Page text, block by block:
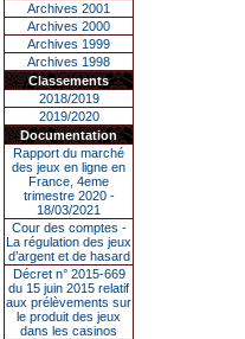
Archives 2001
Archives 2000
Archives 1999
Archives 1998
Classements
2018/2019
2019/2020
Documentation
Rapport du marché
des jeux en ligne en
France, 4eme
trimestre 2020 -
18/03/2021
Cour des comptes -
La régulation des jeux
d’argent et de hasard
Décret n° 2015-669
du 15 juin 2015 relatif
aux prélèvements sur
le produit des jeux
dans les casinos